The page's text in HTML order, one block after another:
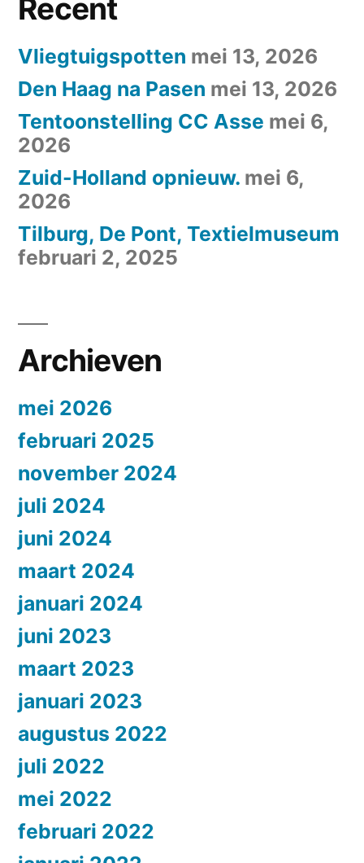
Recent
Vliegtuigspotten mei 13, 2026
Den Haag na Pasen mei 13, 2026
Tentoonstelling CC Asse mei 6,
2026
Zuid-Holland opnieuw. mei 6,
2026
Tilburg, De Pont, Textielmuseum
februari 2, 2025
Archieven
mei 2026
februari 2025
november 2024
juli 2024
juni 2024
maart 2024
januari 2024
juni 2023
maart 2023
januari 2023
augustus 2022
juli 2022
mei 2022
februari 2022